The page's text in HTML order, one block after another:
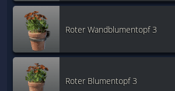
Roter Wandblumentopf 3
Roter Blumentopf 3